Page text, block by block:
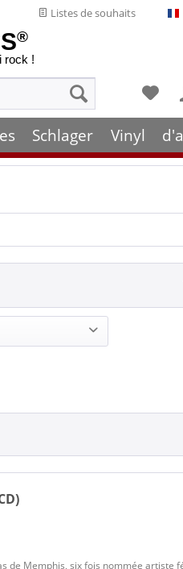
Listes de souhaits
®
rock !
Schlager Vinyl
de Memphis, six fois nommée artiste